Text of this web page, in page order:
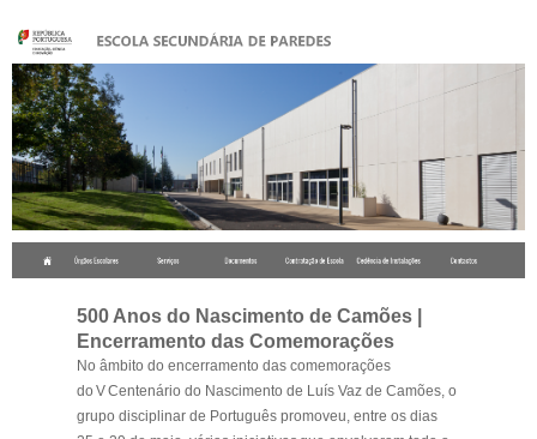
500 Anos do Nascimento de Camões |
Encerramento das Comemorações
No âmbito do encerramento das comemorações
do V Centenário do Nascimento de Luís Vaz de Camões, o
grupo disciplinar de Português promoveu, entre os dias